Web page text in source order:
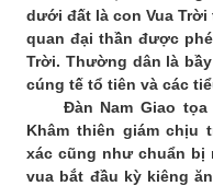
dưới đất là con Vua
quan đại thần được
Trời. Thường dân là
cúng tế tổ tiên và các
Đàn Nam Giao tọa
Khâm thiên giám chịu
xác cũng như chuẩn bị
vua bắt đầu kỳ kiêng